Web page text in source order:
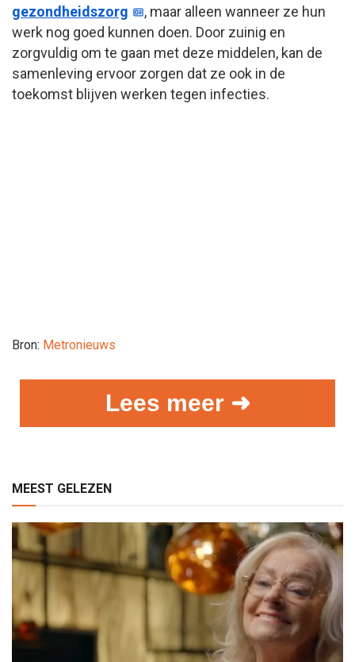
gezondheidszorg
, maar alleen wanneer ze hun
werk nog goed kunnen doen. Door zuinig en
zorgvuldig om te gaan met deze middelen, kan de
samenleving ervoor zorgen dat ze ook in de
toekomst blijven werken tegen infecties.
Bron: Metronieuws
Lees meer ➜
MEEST GELEZEN